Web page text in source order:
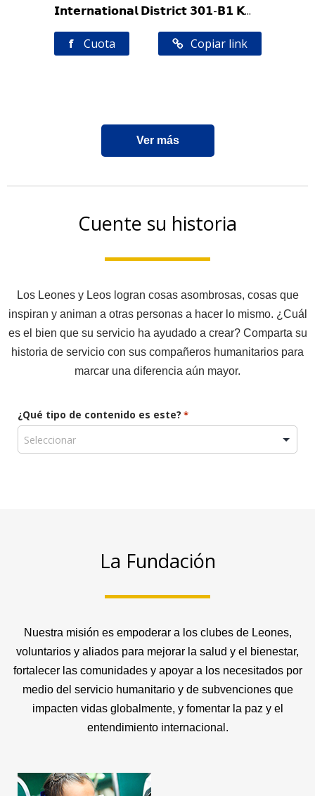
𝗜𝗻𝘁𝗲𝗿𝗻𝗮𝘁𝗶𝗼𝗻𝗮𝗹 𝗗𝗶𝘀𝘁𝗿𝗶𝗰𝘁 𝟯𝟬𝟭-𝗕𝟭 𝗞...
f Cuota Copiar link
Ver más
Cuente su historia
Los Leones y Leos logran cosas asombrosas, cosas que
inspiran y animan a otras personas a hacer lo mismo. ¿Cuál
es el bien que su servicio ha ayudado a crear? Comparta su
historia de servicio con sus compañeros humanitarios para
marcar una diferencia aún mayor.
¿Qué tipo de contenido es este? *
La Fundación
Nuestra misión es empoderar a los clubes de Leones,
voluntarios y aliados para mejorar la salud y el bienestar,
fortalecer las comunidades y apoyar a los necesitados por
medio del servicio humanitario y de subvenciones que
impacten vidas globalmente, y fomentar la paz y el
entendimiento internacional.